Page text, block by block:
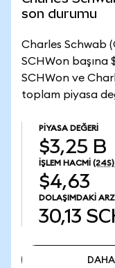
son durumu
Charles Schwab
SCHWon başına
SCHWon ve
toplam piyasa
PIYASA DEĞERI
$3,25 B
İŞLEM HACMI (24S)
$4,63
DOLAŞIMDAKI ARZ
30,13